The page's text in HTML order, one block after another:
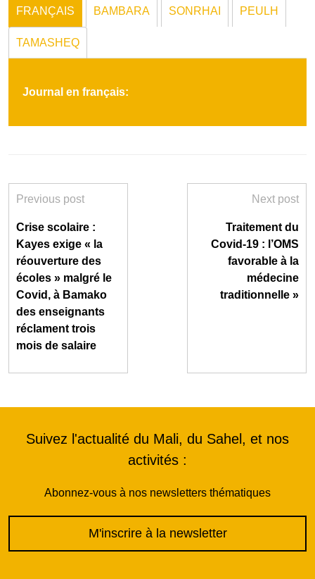
FRANÇAIS BAMBARA SONRHAI PEULH
TAMASHEQ
Journal en français:
Previous post
Crise scolaire :
Kayes exige « la
réouverture des
écoles » malgré le
Covid, à Bamako
des enseignants
réclament trois
mois de salaire
Next post
Traitement du
Covid-19 : l’OMS
favorable à la
médecine
traditionnelle »
Suivez l'actualité du Mali, du Sahel, et nos
activités :
Abonnez-vous à nos newsletters thématiques
M'inscrire à la newsletter